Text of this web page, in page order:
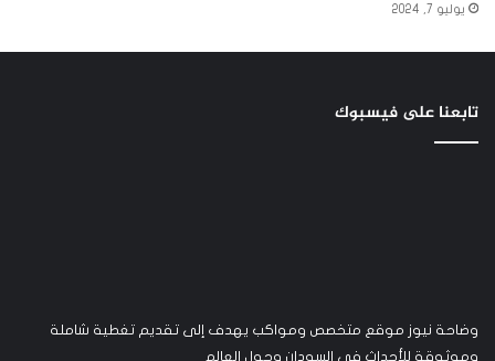
يوليو 7, 2024
تابعنا على فيسبوك
وضاحة نيوز موقع متخصص ومواكب يهدف إلى تقديم تغطية شاملة
وموثوقة للأحداث في السودان وحول العالم